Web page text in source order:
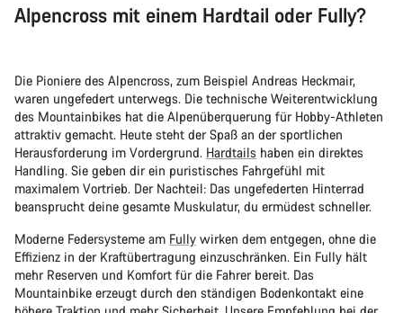
Alpencross mit einem Hardtail oder Fully?
Die Pioniere des Alpencross, zum Beispiel Andreas Heckmair,
waren ungefedert unterwegs. Die technische Weiterentwicklung
des Mountainbikes hat die Alpenüberquerung für Hobby-Athleten
attraktiv gemacht. Heute steht der Spaß an der sportlichen
Herausforderung im Vordergrund. Hardtails haben ein direktes
Handling. Sie geben dir ein puristisches Fahrgefühl mit
maximalem Vortrieb. Der Nachteil: Das ungefederten Hinterrad
beansprucht deine gesamte Muskulatur, du ermüdest schneller.
Moderne Federsysteme am Fully wirken dem entgegen, ohne die
Effizienz in der Kraftübertragung einzuschränken. Ein Fully hält
mehr Reserven und Komfort für die Fahrer bereit. Das
Mountainbike erzeugt durch den ständigen Bodenkontakt eine